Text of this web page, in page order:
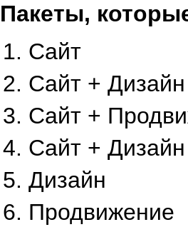
Пакеты,
Сайт
Сайт + Дизайн
Сайт +
Сайт +
Дизайн
Продвижение